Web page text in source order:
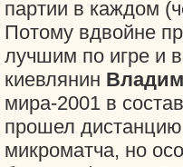
партии в каждом
Потому вдвойне
лучшим по игре и
киевлянин
мира-2001 в
прошел
микроматча, но